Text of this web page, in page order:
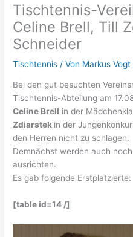
Tischtennis-
Celine Brell, Till
Schneider
Tischtennis / Von Markus Vogt
Bei den gut besuchten
Tischtennis-Abteilung am
Celine Brell in der
Zdiarstek in der
den Herren nicht zu schlagen.
Demnächst werden auch
ausrichten.
Es gab folgende Erstplatzierte:
[table id=14 /]